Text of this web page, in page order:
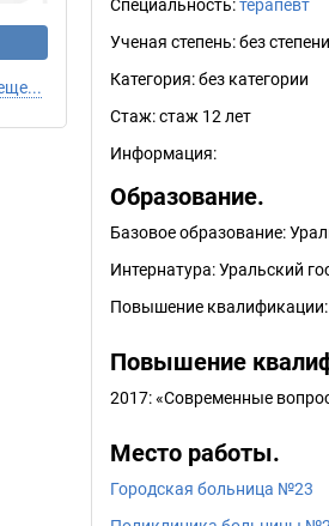
Специальность:терапевт
Ученая степень:без степени
Категория:без категории
Стаж:стаж 12 лет
Информация:
Образование.
Базовое образование:
Интернатура: Уральский
Повышение квалификации:
Повышение
2017: «Современные
Место работы.
Городская больница №23